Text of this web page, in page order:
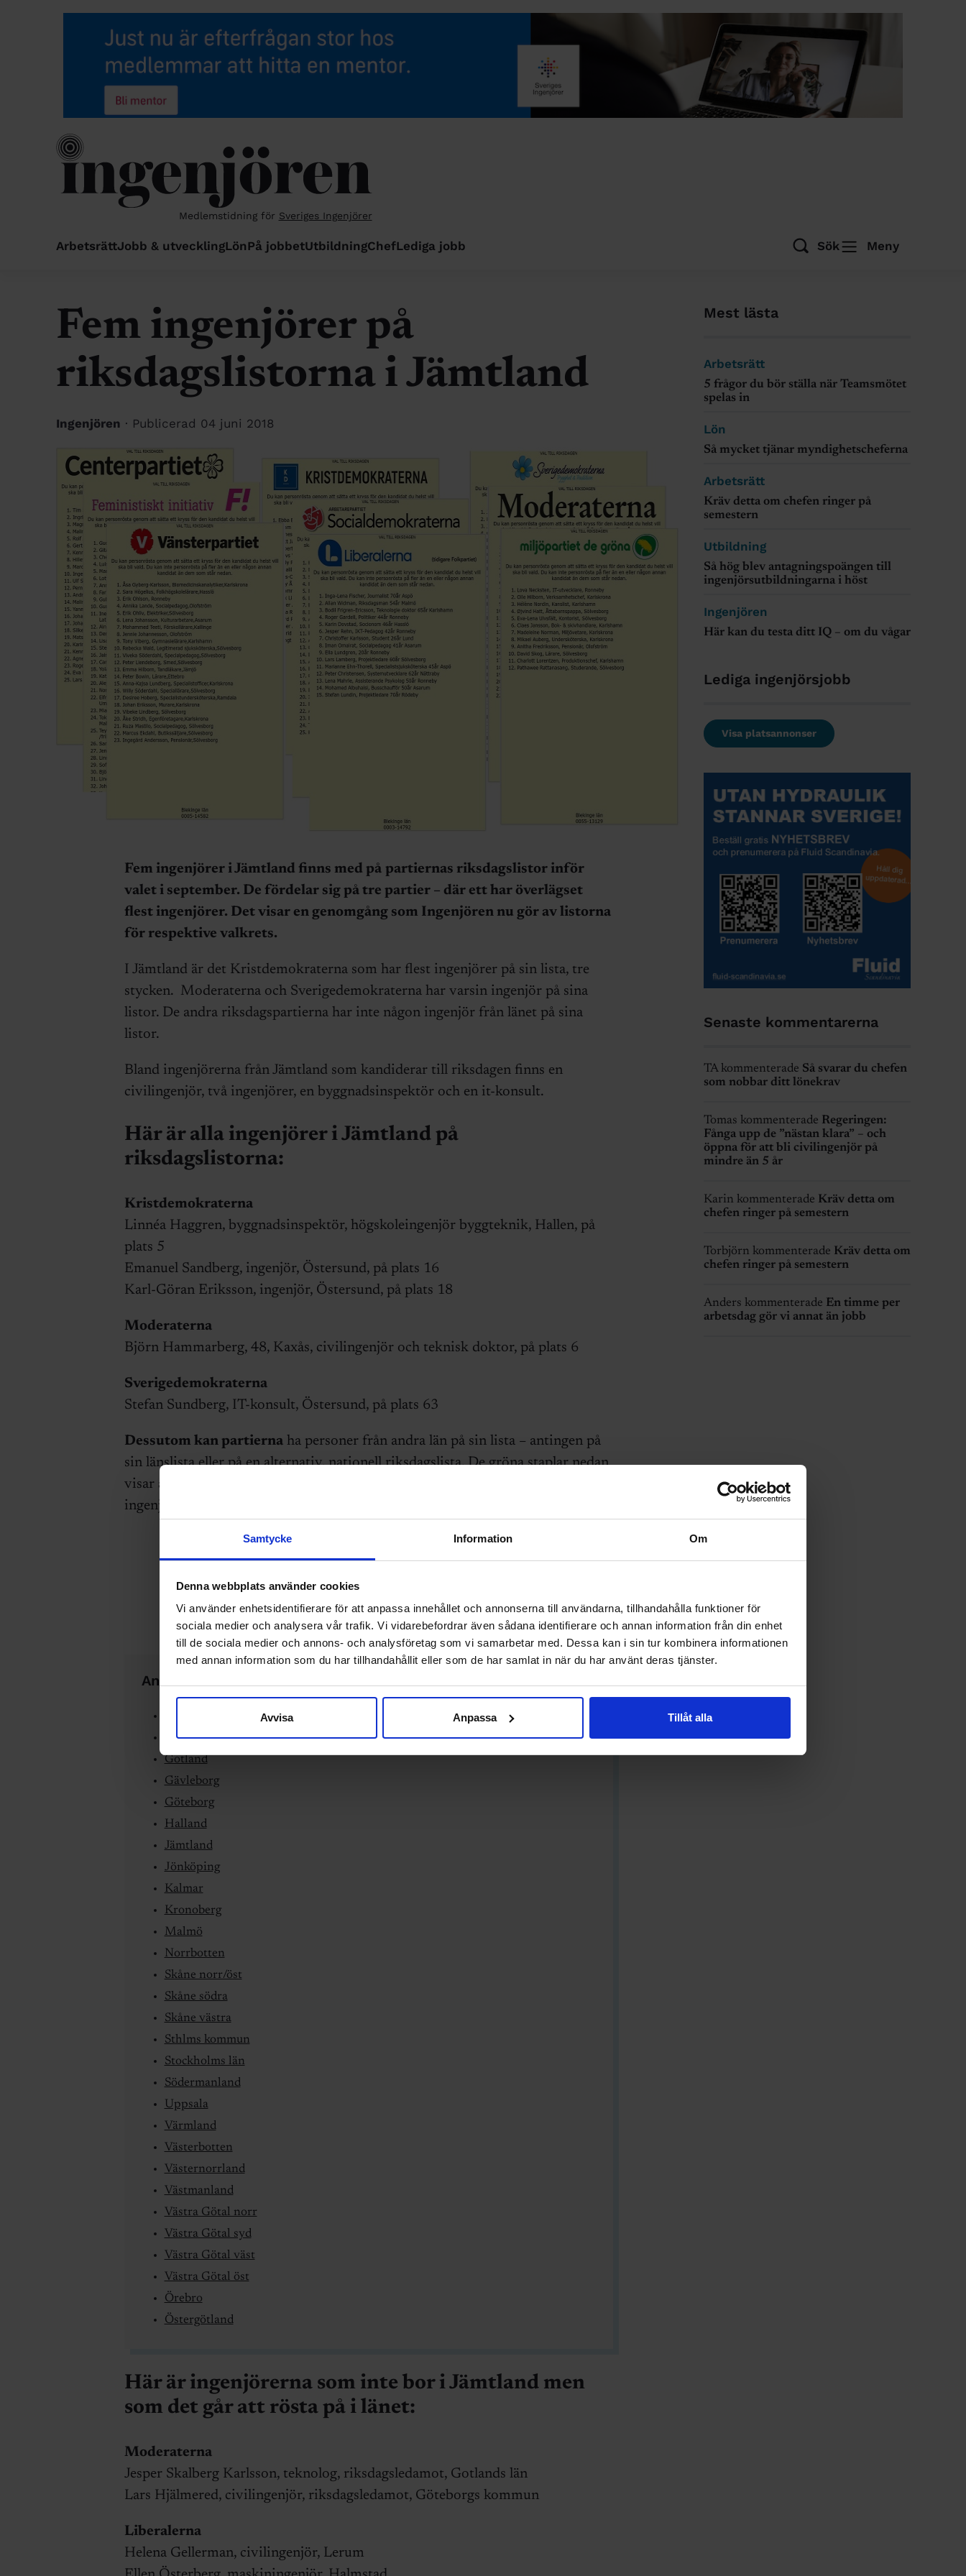
Samtycke Information Om
Denna webbplats använder cookies
Vi använder enhetsidentifierare för att anpassa innehållet och annonserna till användarna, tillhandahålla funktioner för
sociala medier och analysera vår trafik. Vi vidarebefordrar även sådana identifierare och annan information från din enhet
till de sociala medier och annons- och analysföretag som vi samarbetar med. Dessa kan i sin tur kombinera informationen
med annan information som du har tillhandahållit eller som de har samlat in när du har använt deras tjänster.
Avvisa Anpassa Tillåt alla
Medlemstidning för Sveriges Ingenjörer
ArbetsrättJobb & utvecklingLönPå jobbetUtbildningChefLediga jobb Sök Meny
Fem ingenjörer på
riksdagslistorna i Jämtland
Ingenjören · Publicerad 04 juni 2018
Fem ingenjörer i Jämtland finns med på partiernas riksdagslistor inför
valet i september. De fördelar sig på tre partier – där ett har överlägset
flest ingenjörer. Det visar en genomgång som Ingenjören nu gör av listorna
för respektive valkrets.
I Jämtland är det Kristdemokraterna som har flest ingenjörer på sin lista, tre
stycken. Moderaterna och Sverigedemokraterna har varsin ingenjör på sina
listor. De andra riksdagspartierna har inte någon ingenjör från länet på sina
listor.
Bland ingenjörerna från Jämtland som kandiderar till riksdagen finns en
civilingenjör, två ingenjörer, en byggnadsinspektör och en it-konsult.
Här är alla ingenjörer i Jämtland på
riksdagslistorna:
Kristdemokraterna
Linnéa Haggren, byggnadsinspektör, högskoleingenjör byggteknik, Hallen, på
plats 5
Emanuel Sandberg, ingenjör, Östersund, på plats 16
Karl-Göran Eriksson, ingenjör, Östersund, på plats 18
Moderaterna
Björn Hammarberg, 48, Kaxås, civilingenjör och teknisk doktor, på plats 6
Sverigedemokraterna
Stefan Sundberg, IT-konsult, Östersund, på plats 63
Dessutom kan partiernaha personer från andra län på sin lista – antingen på
sin länslista eller på en alternativ, nationell riksdagslista. De gröna staplar nedan
visar antalet ingenjörer i länet som finns på listorna. Röda staplar visar
ingenjörer boende utanför länet som finns på listorna:
Andra valkretsar
Dalarna
Gotland
Gävleborg
Göteborg
Halland
Jämtland
Jönköping
Kalmar
Kronoberg
Malmö
Norrbotten
Skåne norr/öst
Skåne södra
Skåne västra
Sthlms kommun
Stockholms län
Södermanland
Uppsala
Värmland
Västerbotten
Västernorrland
Västmanland
Västra Götal norr
Västra Götal syd
Västra Götal väst
Västra Götal öst
Örebro
Östergötland
Här är ingenjörerna som inte bor i Jämtland men
som det går att rösta på i länet:
Moderaterna
Jesper Skalberg Karlsson, teknolog, riksdagsledamot, Gotlands län
Lars Hjälmered, civilingenjör, riksdagsledamot, Göteborgs kommun
Liberalerna
Helena Gellerman, civilingenjör, Lerum
Mest lästa
Arbetsrätt
5 frågor du bör ställa när Teamsmötet
spelas in
Lön
Så mycket tjänar myndighetscheferna
Arbetsrätt
Kräv detta om chefen ringer på
semestern
Utbildning
Så hög blev antagningspoängen till
ingenjörsutbildningarna i höst
Ingenjören
Här kan du testa ditt IQ – om du vågar
Lediga ingenjörsjobb
Visa platsannonser
Senaste kommentarerna
TA kommenterade Så svarar du chefen
som nobbar ditt lönekrav
Tomas kommenterade Regeringen:
Fånga upp de ”nästan klara” – och
öppna för att bli civilingenjör på
mindre än 5 år
Karin kommenterade Kräv detta om
chefen ringer på semestern
Torbjörn kommenterade Kräv detta om
chefen ringer på semestern
Anders kommenterade En timme per
arbetsdag gör vi annat än jobb